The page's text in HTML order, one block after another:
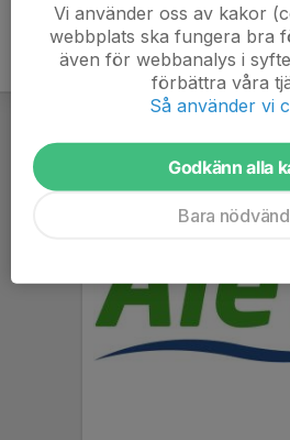
Vi använder oss av kakor
webbplats ska fungera bra
även för webbanalys i
förbättra våra
Så använder vi
Godkänn alla
Bara